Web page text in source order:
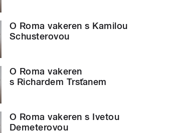
O Roma vakeren s Kamilou
Schusterovou
O Roma vakeren
s Richardem Trsťanem
O Roma vakeren s Ivetou
Demeterovou